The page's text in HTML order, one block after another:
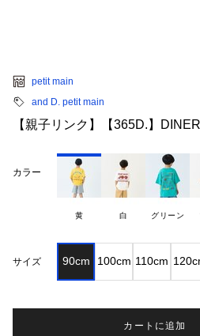
petit main
and D. petit main
【親子リンク】【365D.】
カラー
黄 白 グリーン
サイズ 90cm 100cm 110cm
カートに追加